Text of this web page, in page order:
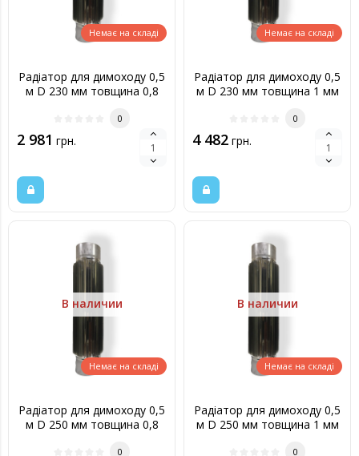
Немає на складі
Радіатор для димоходу 0,5
м D 230 мм товщина 0,8
0
2 981 грн.
Немає на складі
Радіатор для димоходу 0,5
м D 230 мм товщина 1 мм
0
4 482 грн.
Немає на складі
В наличии
Радіатор для димоходу 0,5
м D 250 мм товщина 0,8
0
Немає на складі
В наличии
Радіатор для димоходу 0,5
м D 250 мм товщина 1 мм
0